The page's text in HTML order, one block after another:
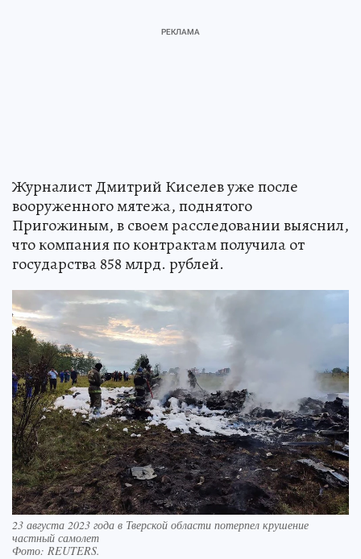
Журналист Дмитрий Киселев уже после
вооруженного мятежа, поднятого
Пригожиным, в своем расследовании выяснил,
что компания по контрактам получила от
государства 858 млрд. рублей.
23 августа 2023 года в Тверской области потерпел крушение
частный самолет
Фото: REUTERS.